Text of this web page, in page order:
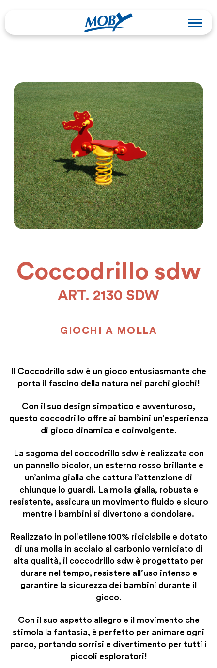
Coccodrillo sdw
ART. 2130 SDW
GIOCHI A MOLLA
Il Coccodrillo sdw è un gioco entusiasmante che
porta il fascino della natura nei parchi giochi!
Con il suo design simpatico e avventuroso,
questo coccodrillo offre ai bambini un’esperienza
di gioco dinamica e coinvolgente.
La sagoma del coccodrillo sdw è realizzata con
un pannello bicolor, un esterno rosso brillante e
un’anima gialla che cattura l’attenzione di
chiunque lo guardi. La molla gialla, robusta e
resistente, assicura un movimento fluido e sicuro
mentre i bambini si divertono a dondolare.
Realizzato in polietilene 100% riciclabile e dotato
di una molla in acciaio al carbonio verniciato di
alta qualità, il coccodrillo sdw è progettato per
durare nel tempo, resistere all’uso intenso e
garantire la sicurezza dei bambini durante il
gioco.
Con il suo aspetto allegro e il movimento che
stimola la fantasia, è perfetto per animare ogni
parco, portando sorrisi e divertimento per tutti i
piccoli esploratori!